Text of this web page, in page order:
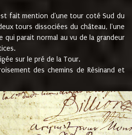
fait mention d'une tour coté Sud du
tours dissociées du château, l'une
qui parait normal au vu de la grandeur
sur le pré de la Tour.
des chemins de Résinand et